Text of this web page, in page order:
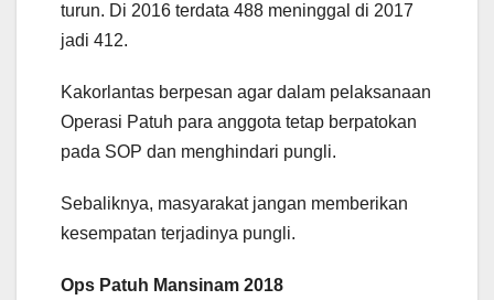
turun. Di 2016 terdata 488 meninggal di 2017
jadi 412.
Kakorlantas berpesan agar dalam pelaksanaan
Operasi Patuh para anggota tetap berpatokan
pada SOP dan menghindari pungli.
Sebaliknya, masyarakat jangan memberikan
kesempatan terjadinya pungli.
Ops Patuh Mansinam 2018